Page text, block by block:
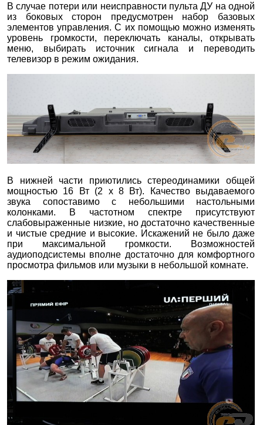
В случае потери или неисправности пульта ДУ на одной
из боковых сторон предусмотрен набор базовых
элементов управления. С их помощью можно изменять
уровень громкости, переключать каналы, открывать
меню, выбирать источник сигнала и переводить
телевизор в режим ожидания.
В нижней части приютились стереодинамики общей
мощностью 16 Вт (2 х 8 Вт). Качество выдаваемого
звука сопоставимо с небольшими настольными
колонками. В частотном спектре присутствуют
слабовыраженные низкие, но достаточно качественные
и чистые средние и высокие. Искажений не было даже
при максимальной громкости. Возможностей
аудиоподсистемы вполне достаточно для комфортного
просмотра фильмов или музыки в небольшой комнате.